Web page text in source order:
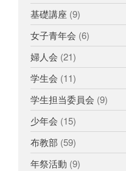
基礎講座 (9)
女子青年会 (6)
婦人会 (21)
学生会 (11)
学生担当委員会 (9)
少年会 (15)
布教部 (59)
年祭活動 (9)